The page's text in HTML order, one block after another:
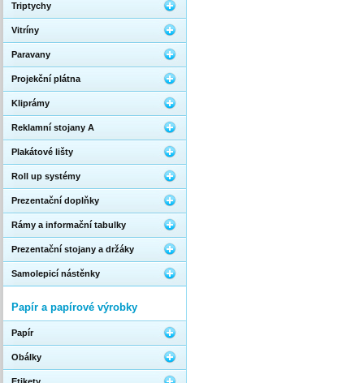
Triptychy
Vitríny
Paravany
Projekční plátna
Kliprámy
Reklamní stojany A
Plakátové lišty
Roll up systémy
Prezentační doplňky
Rámy a informační tabulky
Prezentační stojany a držáky
Samolepicí nástěnky
Papír a papírové výrobky
Papír
Obálky